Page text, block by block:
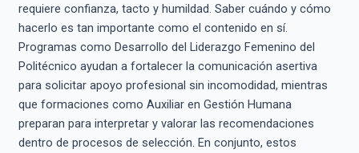
requiere confianza, tacto y humildad. Saber cuándo y cómo
hacerlo es tan importante como el contenido en sí.
Programas como Desarrollo del Liderazgo Femenino del
Politécnico ayudan a fortalecer la comunicación asertiva
para solicitar apoyo profesional sin incomodidad, mientras
que formaciones como Auxiliar en Gestión Humana
preparan para interpretar y valorar las recomendaciones
dentro de procesos de selección. En conjunto, estos